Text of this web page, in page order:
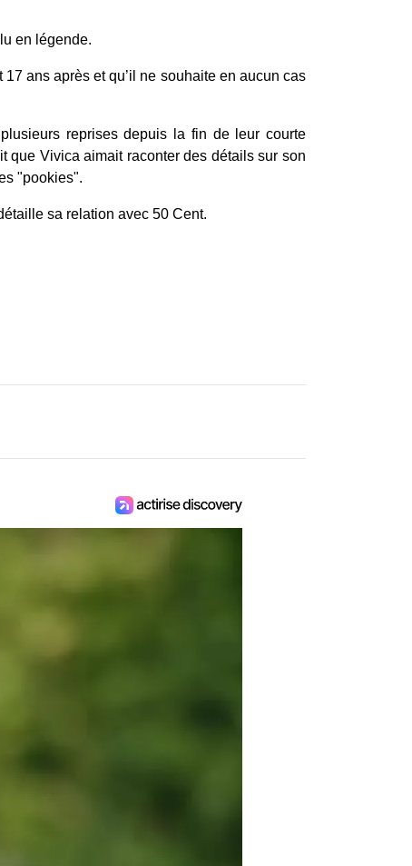
en légende.
ans après et qu’il ne souhaite en aucun cas
reprises depuis la fin de leur courte
que Vivica aimait raconter des détails sur son
"pookies".
sa relation avec 50 Cent.